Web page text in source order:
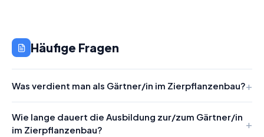
Häufige Fragen
Was verdient man als Gärtner/in im Zierpflanzenbau?
Wie lange dauert die Ausbildung zur/zum Gärtner/in
im Zierpflanzenbau?